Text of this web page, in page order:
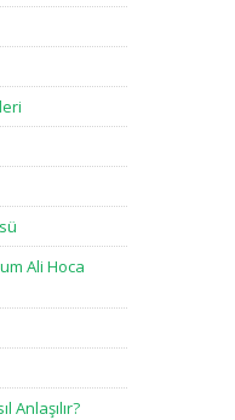
Ali Hoca
Anlaşılır?